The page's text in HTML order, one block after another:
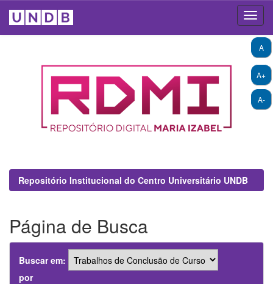
A+
A-
A
Repositório Institucional do Centro Universitário UNDB
Página de Busca
Buscar em:
por